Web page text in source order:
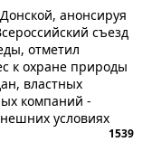
анонсируя
съезд
отметил
к охране природы
властных
компаний -
условиях
1539